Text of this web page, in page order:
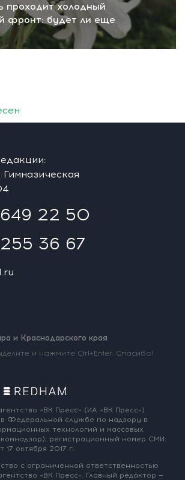
проходит холодный
фронт: будет ли еще
649 22 50
36 67
и Краснодарского края
и нажмите Ctrl+Enter. Спасибо!
«ВК Пресс» (ИА «ВК Пресс»)
в Федеральной службе по надзору в
технологий и массовых
регистрационный номер СМИ:
17 октября 2017 г.
с ограниченной ответственностью
«ВК Пресс». Главный редактор —